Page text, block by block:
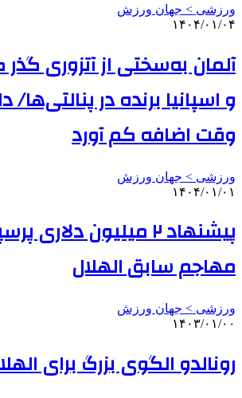
ورزشی > جهان ورزش
۱۴۰۴/۰۱/۰۴
آلمان به‌سختی از آتزوری
و اسپانیا برنده در پنالتی‌ها/
وقت‌ اضافه کم آورد
ورزشی > جهان ورزش
۱۴۰۴/۰۱/۰۱
پیشنهاد ۲ میلیون
مهاجم سابق الهلال
ورزشی > جهان ورزش
۱۴۰۳/۰۱/۰۰
رونالدو الگوی بزرگ برای